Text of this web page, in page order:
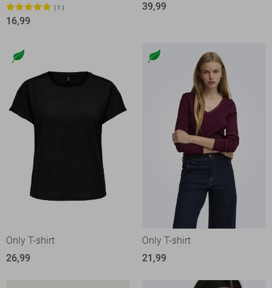
1
16,99
39,99
Only T-shirt
26,99
Only T-shirt
21,99